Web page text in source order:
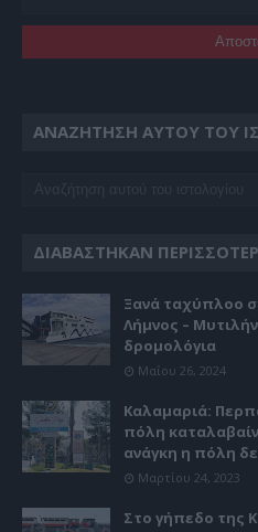
ΑΝΑΖΉΤΗΣΗ ΑΥΤΟΎ ΤΟΥ
ΔΙΑΒΆΣΤΗΚΑΝ
Ξανά ταχύπλοο
Λήμνος –
δρομολόγια
Μαΐου 26, 2024
Καλαμαριά:
πόλη
ανάγκη η πόλη
Μαρτίου 24, 2023
Στο γήπεδο της